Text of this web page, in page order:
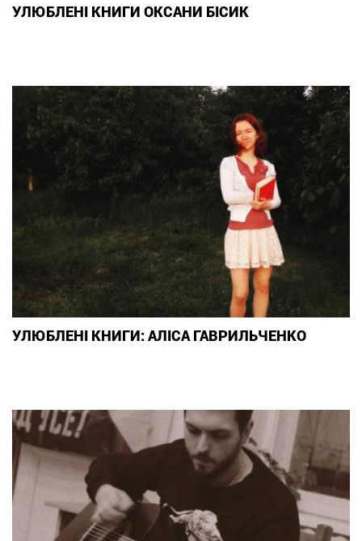
УЛЮБЛЕНІ КНИГИ ОКСАНИ БІСИК
УЛЮБЛЕНІ КНИГИ: АЛІСА ГАВРИЛЬЧЕНКО